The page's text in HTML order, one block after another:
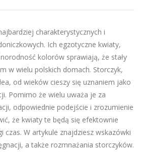
charakterystycznych i
Ich egzotyczne kwiaty,
kolorów sprawiają, że stały
w wielu polskich domach. Storczyk,
od wieków cieszy się uznaniem jako
Pomimo że wielu uważa je za
odpowiednie podejście i zrozumienie
że kwiaty te będą się efektownie
czas. W artykule znajdziesz wskazówki
a także rozmnażania storczyków.